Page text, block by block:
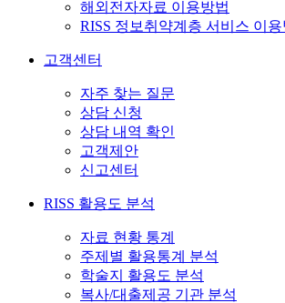
해외전자자료 이용방법
RISS 정보취약계층 서비스 이용
고객센터
자주 찾는 질문
상담 신청
상담 내역 확인
고객제안
신고센터
RISS 활용도 분석
자료 현황 통계
주제별 활용통계 분석
학술지 활용도 분석
복사/대출제공 기관 분석